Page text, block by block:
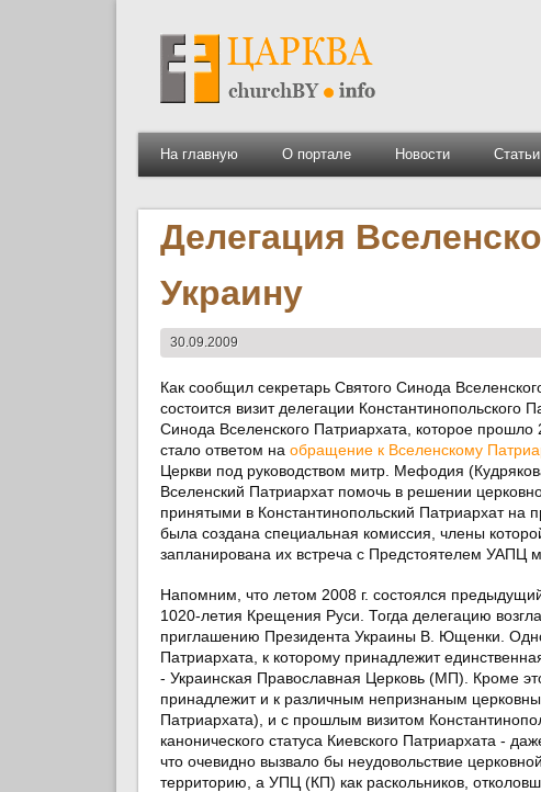
На главную О портале Новости Статьи
Делегация
Украину
30.09.2009
Как сообщил секретарь Святого Синода
состоится визит делегации
Синода Вселенского Патриархата, которое
стало ответом на обращение к Вселенскому
Церкви под руководством митр. Мефодия
Вселенский Патриархат помочь в решении
принятыми в Константинопольский Патриархат на
была создана специальная комиссия, члены
запланирована их встреча с Предстоятелем УАПЦ
Напомним, что летом 2008 г. состоялся
1020-летия Крещения Руси. Тогда делегацию
приглашению Президента Украины В. Ющенки.
Патриархата, к которому принадлежит
- Украинская Православная Церковь (МП). Кроме
принадлежит и к различным непризнаным
Патриархата), и с прошлым визитом
канонического статуса Киевского Патриархата -
что очевидно вызвало бы неудовольствие
территорию, а УПЦ (КП) как раскольников,